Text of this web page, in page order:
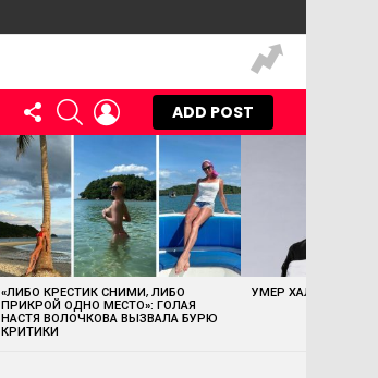
FOLLOW
US
SEARCHLOGIN
ADD POST
«ЛИБО КРЕСТИК СНИМИ, ЛИБО
ПРИКРОЙ ОДНО МЕСТО»: ГОЛАЯ
НАСТЯ ВОЛОЧКОВА ВЫЗВАЛА БУРЮ
КРИТИКИ
УМЕР ХАЛК ХОГАН